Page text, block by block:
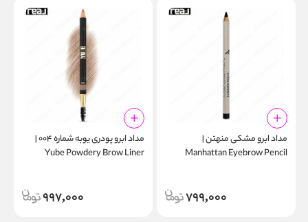
مداد ابرو مشکی منهتن |
Manhattan Eyebrow Pencil
799,000
مداد ابرو پودری یوبه شماره ۰۰۴ |
Yube Powdery Brow Liner
997,000